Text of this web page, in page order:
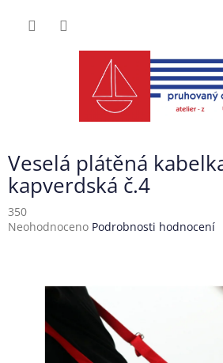
Veselá plátěná
kapverdská č.4
350
Průměrné
hvězdiček.
Neohodnoceno Podrobnosti hodnocení